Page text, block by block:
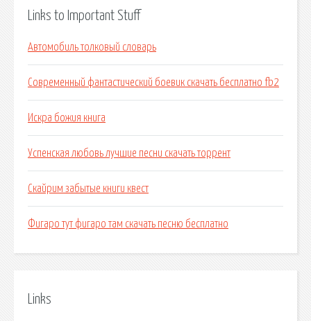
Links to Important Stuff
Автомобиль толковый словарь
Современный фантастический боевик скачать бесплатно fb2
Искра божия книга
Успенская любовь лучшие песни скачать торрент
Скайрим забытые книги квест
Фигаро тут фигаро там скачать песню бесплатно
Links